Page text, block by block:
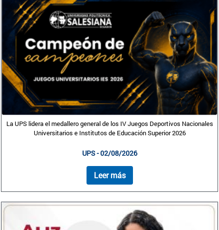
La UPS lidera el medallero general de los IV Juegos Deportivos Nacionales
Universitarios e Institutos de Educación Superior 2026
UPS - 02/08/2026
Leer más